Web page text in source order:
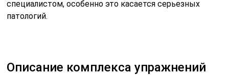
специалистом, особенно это касается серьезных
патологий.
Описание комплекса упражнений